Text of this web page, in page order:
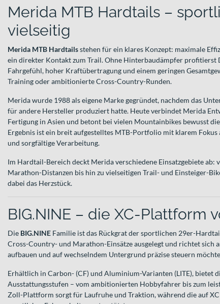
Merida MTB Hardtails –
vielseitig
Merida MTB Hardtailsstehen für ein klares Konzept: maximale
ein direkter Kontakt zum Trail. Ohne Hinterbaudämpfer profitierst
Fahrgefühl, hoher Kraftübertragung und einem geringen
Training oder ambitionierte Cross-Country-Runden.
Merida wurde 1988 als eigene Marke gegründet, nachdem das
für andere Hersteller produziert hatte. Heute verbindet Merida
Fertigung in Asien und betont bei vielen Mountainbikes bewusst die
Ergebnis ist ein breit aufgestelltes MTB-Portfolio mit klarem Fokus
und sorgfältige Verarbeitung.
Im Hardtail-Bereich deckt Merida verschiedene Einsatzgebiete ab:
Marathon-Distanzen bis hin zu vielseitigen Trail- und Einsteiger-
dabei das Herzstück.
BIG.NINE – die XC-Plattform
Die BIG.NINE Familie ist das Rückgrat der sportlichen 29er-
Cross-Country- und Marathon-Einsätze ausgelegt und richtet sich
aufbauen und auf wechselndem Untergrund präzise steuern
Erhältlich in Carbon- (CF) und Aluminium-Varianten (LITE), bietet
Ausstattungsstufen – vom ambitionierten Hobbyfahrer bis zum
Zoll-Plattform sorgt für Laufruhe und Traktion, während die auf XC